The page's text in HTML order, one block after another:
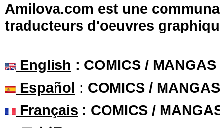
Amilova.com est une
traducteurs d'oeuvres
English : COMICS /
Español : COMICS /
Français : COMICS /